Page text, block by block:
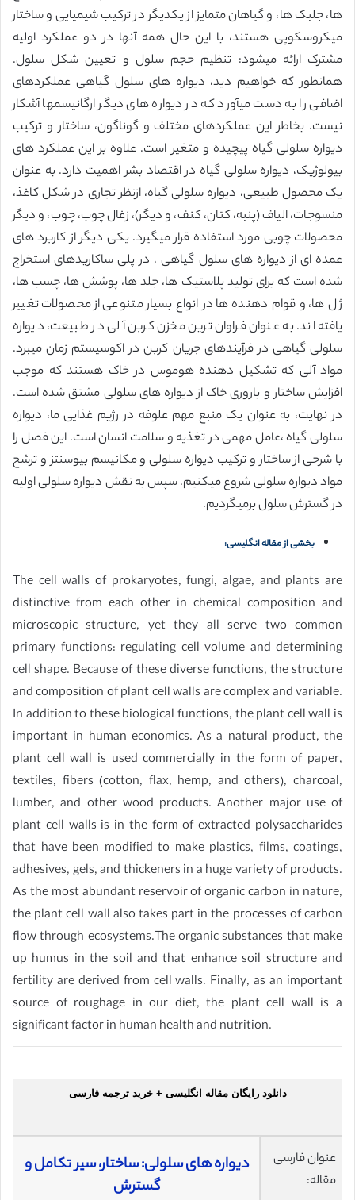
ها، جلبک ها، و گیاهان متمایز از یکدیگر در ترکیب شیمیایی و ساختار
میکروسکوپی هستند، با این حال همه آنها در دو عملکرد اولیه
مشترک ارائه میشود: تنظیم حجم سلول و تعیین شکل سلول.
همانطور که خواهیم دید، دیواره های سلول گیاهی عملکردهای
اضافی را به دست میآورد که در دیواره های دیگر ارگانیسمها آشکار
نیست. بخاطر این عملکردهای مختلف و گوناگون، ساختار و ترکیب
دیواره سلولی گیاه پیچیده و متغیر است. علاوه بر این عملکرد های
بیولوژیک، دیواره سلولی گیاه در اقتصاد بشر اهمیت دارد. به عنوان
یک محصول طبیعی، دیواره سلولی گیاه، ازنظر تجاری در شکل کاغذ،
منسوجات، الیاف (پنبه، کتان، کنف، و دیگر)، زغال چوب، چوب، و دیگر
محصولات چوبی مورد استفاده قرار میگیرد. یکی دیگر از کاربرد های
عمده ای از دیواره های سلول گیاهی ، در پلی ساکاریدهای استخراج
شده است که برای تولید پلاستیک ها، جلد ها، پوشش ها، چسب ها،
ژل ها، و قوام دهنده ها در انواع بسیار متنوعی از محصولات تغییر
یافته اند. به عنوان فراوان ترین مخزن کربن آلی در طبیعت، دیواره
سلولی گیاهی در فرآیندهای جریان کربن در اکوسیستم زمان میبرد.
مواد آلی که تشکیل دهنده هوموس در خاک هستند که موجب
افزایش ساختار و باروری خاک از دیواره های سلولی مشتق شده است.
در نهایت، به عنوان یک منبع مهم علوفه در رژیم غذایی ما، دیواره
سلولی گیاه ،عامل مهمی در تغذیه و سلامت انسان است. این فصل را
با شرحی از ساختار و ترکیب دیواره سلولی و مکانیسم بیوسنتز و ترشح
مواد دیواره سلولی شروع میکنیم. سپس به نقش دیواره سلولی اولیه
در گسترش سلول برمیگردیم.
بخشی از مقاله انگلیسی:
The cell walls of prokaryotes, fungi, algae, and plants are
distinctive from each other in chemical composition and
microscopic structure, yet they all serve two common
primary functions: regulating cell volume and determining
cell shape. Because of these diverse functions, the structure
and composition of plant cell walls are complex and variable.
In addition to these biological functions, the plant cell wall is
important in human economics. As a natural product, the
plant cell wall is used commercially in the form of paper,
textiles, fibers (cotton, flax, hemp, and others), charcoal,
lumber, and other wood products. Another major use of
plant cell walls is in the form of extracted polysaccharides
that have been modified to make plastics, films, coatings,
adhesives, gels, and thickeners in a huge variety of products.
As the most abundant reservoir of organic carbon in nature,
the plant cell wall also takes part in the processes of carbon
flow through ecosystems.The organic substances that make
up humus in the soil and that enhance soil structure and
fertility are derived from cell walls. Finally, as an important
source of roughage in our diet, the plant cell wall is a
significant factor in human health and nutrition.
دانلود رایگان مقاله انگلیسی + خرید ترجمه فارسی
عنوان فارسی
مقاله:
دیواره های سلولی: ساختار، سیر تکامل و
گسترش